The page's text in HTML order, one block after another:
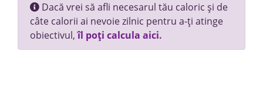
Dacă vrei să afli necesarul tău caloric și de
câte calorii ai nevoie zilnic pentru a-ți atinge
obiectivul,îl poți calcula aici.